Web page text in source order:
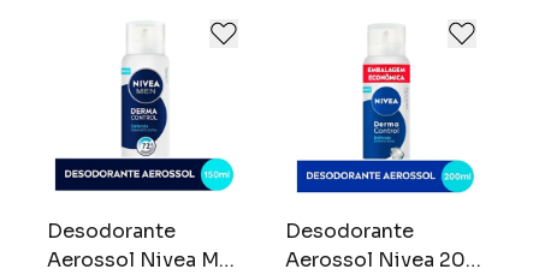
Desodorante
Aerossol Nivea Men
Desodorante
Aerossol Nivea 200